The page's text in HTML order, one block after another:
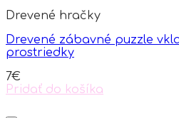
The
may
be
on
the
Drevené hračky
Drevené zábavné puzzle
prostriedky
7€
Pridať do košíka